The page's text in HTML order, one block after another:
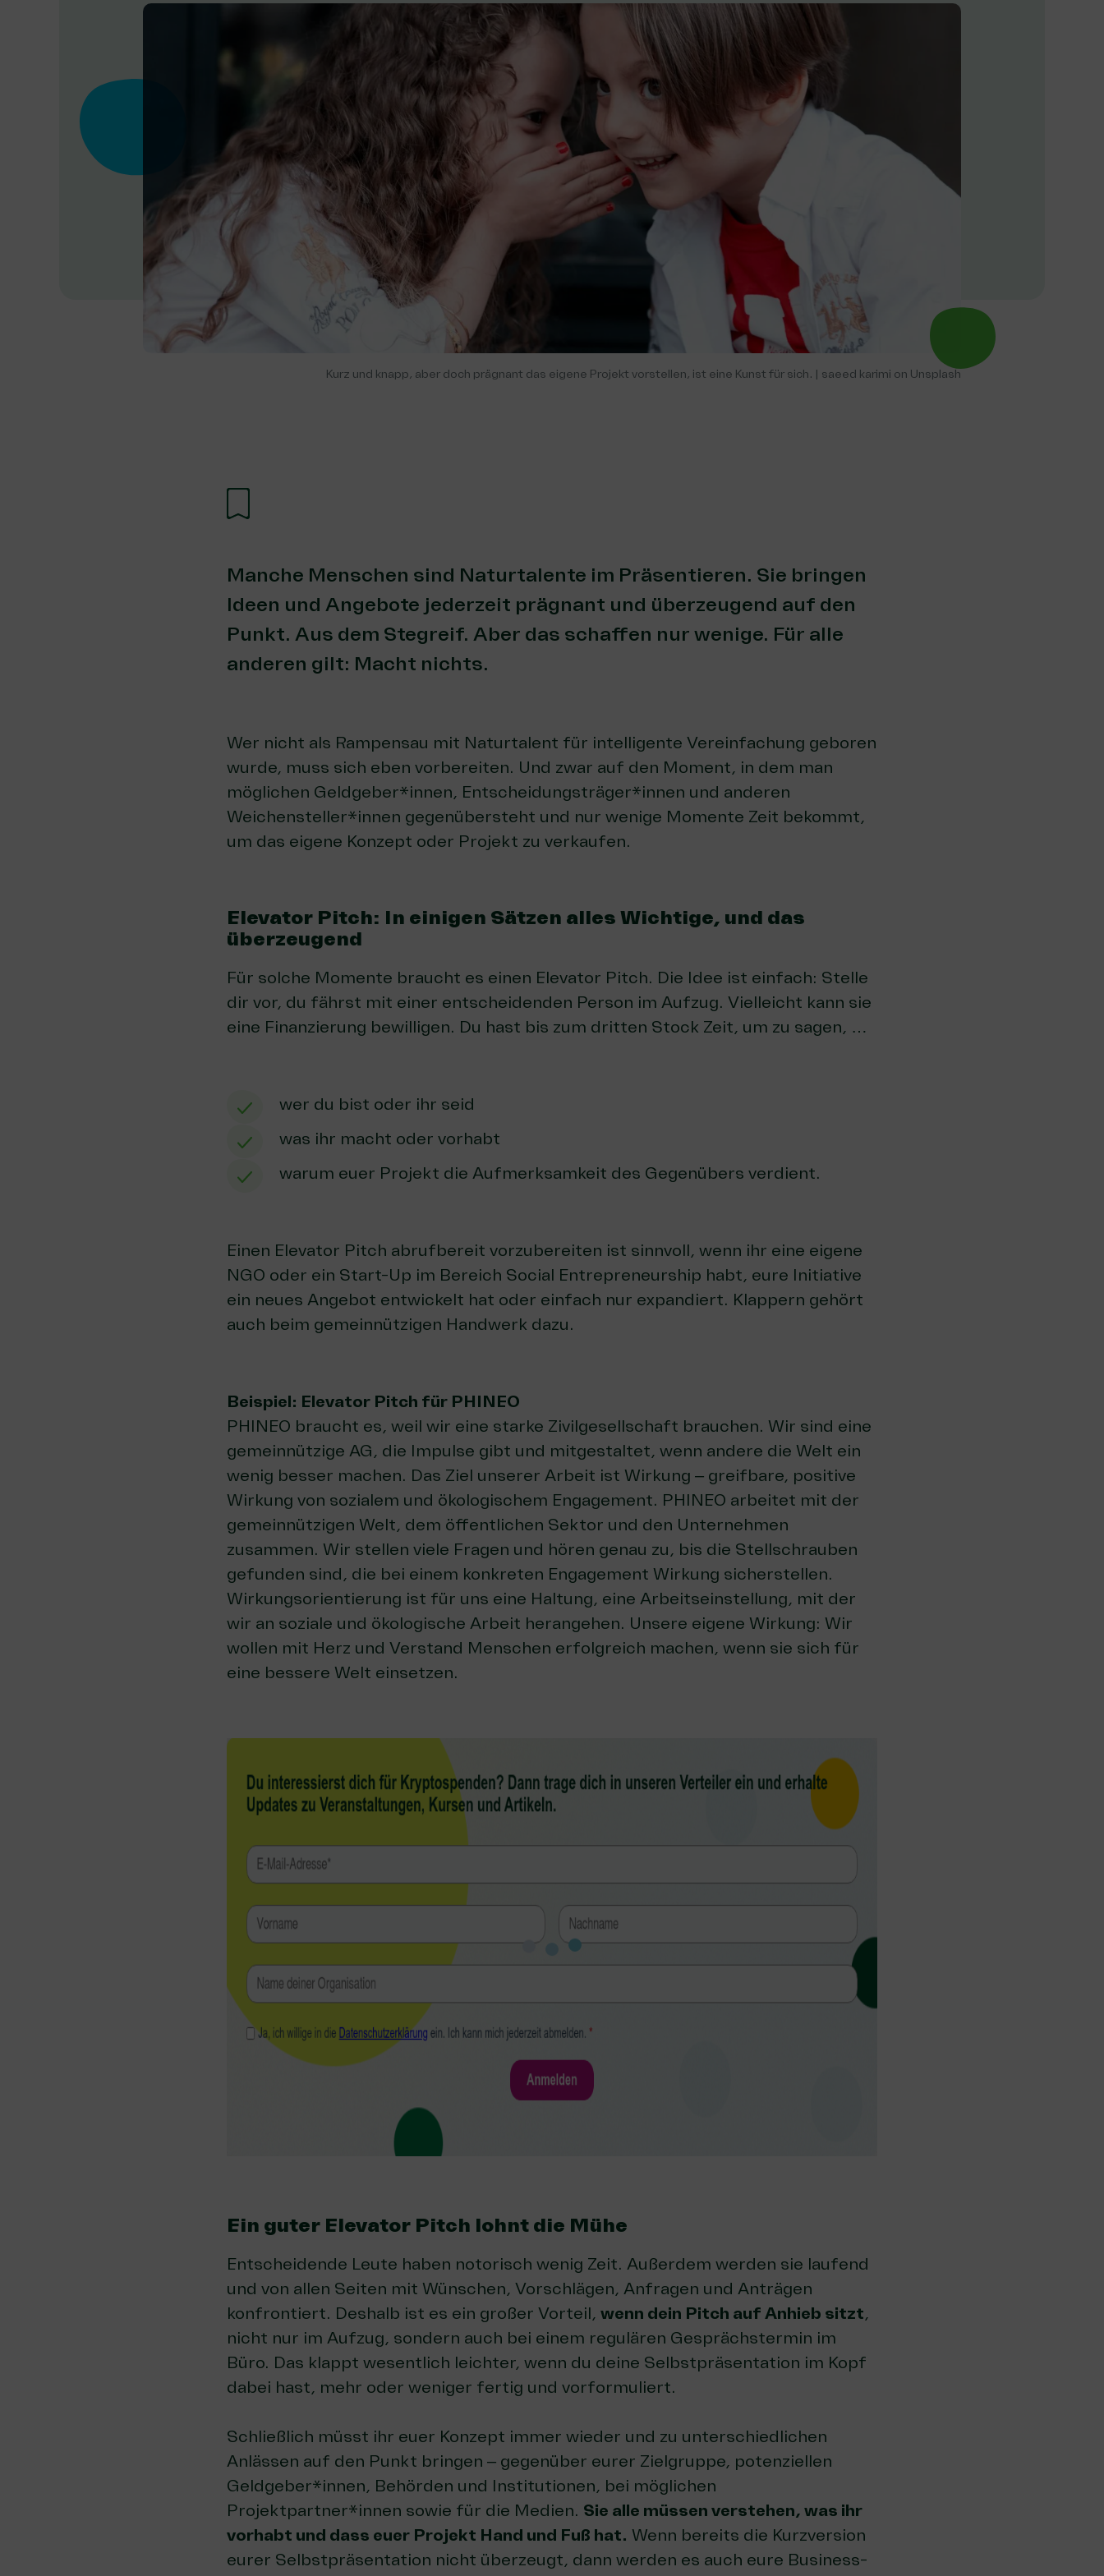
Kurz und knapp, aber doch prägnant das eigene Projekt vorstellen, ist eine Kunst für sich. | saeed karimi on Unsplash
Manche Menschen sind Naturtalente im Präsentieren. Sie bringen
Ideen und Angebote jederzeit prägnant und überzeugend auf den
Punkt. Aus dem Stegreif. Aber das schaffen nur wenige. Für alle
anderen gilt: Macht nichts.
Wer nicht als Rampensau mit Naturtalent für intelligente Vereinfachung geboren
wurde, muss sich eben vorbereiten. Und zwar auf den Moment, in dem man
möglichen Geldgeber*innen, Entscheidungsträger*innen und anderen
Weichensteller*innen gegenübersteht und nur wenige Momente Zeit bekommt,
um das eigene Konzept oder Projekt zu verkaufen.
Elevator Pitch: In einigen Sätzen alles Wichtige, und das
überzeugend
Für solche Momente braucht es einen Elevator Pitch. Die Idee ist einfach: Stelle
dir vor, du fährst mit einer entscheidenden Person im Aufzug. Vielleicht kann sie
eine Finanzierung bewilligen. Du hast bis zum dritten Stock Zeit, um zu sagen, …
wer du bist oder ihr seid
was ihr macht oder vorhabt
warum euer Projekt die Aufmerksamkeit des Gegenübers verdient.
Einen Elevator Pitch abrufbereit vorzubereiten ist sinnvoll, wenn ihr eine eigene
NGO oder ein Start-Up im Bereich Social Entrepreneurship habt, eure Initiative
ein neues Angebot entwickelt hat oder einfach nur expandiert. Klappern gehört
auch beim gemeinnützigen Handwerk dazu.
Beispiel: Elevator Pitch für PHINEO
PHINEO braucht es, weil wir eine starke Zivilgesellschaft brauchen. Wir sind eine
gemeinnützige AG, die Impulse gibt und mitgestaltet, wenn andere die Welt ein
wenig besser machen. Das Ziel unserer Arbeit ist Wirkung – greifbare, positive
Wirkung von sozialem und ökologischem Engagement. PHINEO arbeitet mit der
gemeinnützigen Welt, dem öffentlichen Sektor und den Unternehmen
zusammen. Wir stellen viele Fragen und hören genau zu, bis die Stellschrauben
gefunden sind, die bei einem konkreten Engagement Wirkung sicherstellen.
Wirkungsorientierung ist für uns eine Haltung, eine Arbeitseinstellung, mit der
wir an soziale und ökologische Arbeit herangehen. Unsere eigene Wirkung: Wir
wollen mit Herz und Verstand Menschen erfolgreich machen, wenn sie sich für
eine bessere Welt einsetzen.
Ein guter Elevator Pitch lohnt die Mühe
Entscheidende Leute haben notorisch wenig Zeit. Außerdem werden sie laufend
und von allen Seiten mit Wünschen, Vorschlägen, Anfragen und Anträgen
konfrontiert. Deshalb ist es ein großer Vorteil, wenn dein Pitch auf Anhieb sitzt,
nicht nur im Aufzug, sondern auch bei einem regulären Gesprächstermin im
Büro. Das klappt wesentlich leichter, wenn du deine Selbstpräsentation im Kopf
dabei hast, mehr oder weniger fertig und vorformuliert.
Schließlich müsst ihr euer Konzept immer wieder und zu unterschiedlichen
Anlässen auf den Punkt bringen – gegenüber eurer Zielgruppe, potenziellen
Geldgeber*innen, Behörden und Institutionen, bei möglichen
Projektpartner*innen sowie für die Medien. Sie alle müssen verstehen, was ihr
vorhabt und dass euer Projekt Hand und Fuß hat. Wenn bereits die Kurzversion
eurer Selbstpräsentation nicht überzeugt, dann werden es auch eure Business-